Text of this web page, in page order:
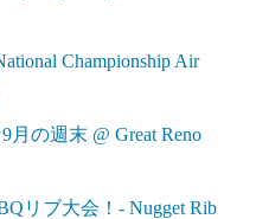
Championship Air
の週末 @ Great Reno
リブ大会！- Nugget Rib